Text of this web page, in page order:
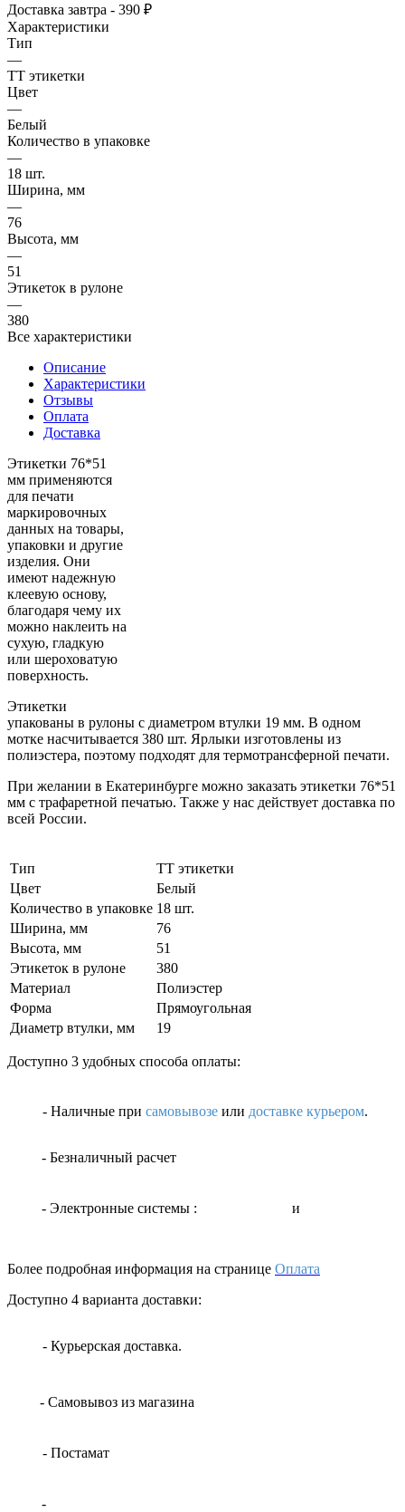
Доставка завтра - 390 ₽
Характеристики
Тип
—
ТТ этикетки
Цвет
—
Белый
Количество в упаковке
—
18 шт.
Ширина, мм
—
76
Высота, мм
—
51
Этикеток в рулоне
—
380
Все характеристики
Описание
Характеристики
Отзывы
Оплата
Доставка
Этикетки 76*51
мм применяются
для печати
маркировочных
данных на товары,
упаковки и другие
изделия. Они
имеют надежную
клеевую основу,
благодаря чему их
можно наклеить на
сухую, гладкую
или шероховатую
поверхность.
Этикетки
упакованы в рулоны с диаметром втулки 19 мм. В одном
мотке насчитывается 380 шт. Ярлыки изготовлены из
полиэстера, поэтому подходят для термотрансферной печати.
При желании в Екатеринбурге можно заказать этикетки 76*51
мм с трафаретной печатью. Также у нас действует доставка по
всей России.
Тип
ТТ этикетки
Цвет
Белый
Количество в упаковке 18 шт.
Ширина, мм
76
Высота, мм
51
Этикеток в рулоне
380
Материал
Полиэстер
Форма
Прямоугольная
Диаметр втулки, мм
19
Доступно 3 удобных способа оплаты:
- Наличные при самовывозе или доставке курьером.
- Безналичный расчет
- Электронные системы : и
Более подробная информация на странице Оплата
Доступно 4 варианта доставки:
- Курьерская доставка.
- Самовывоз из магазина
- Постамат
-